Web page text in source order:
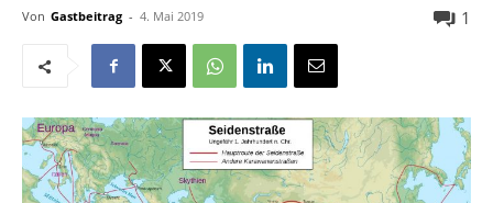
Von Gastbeitrag - 4. Mai 2019 1